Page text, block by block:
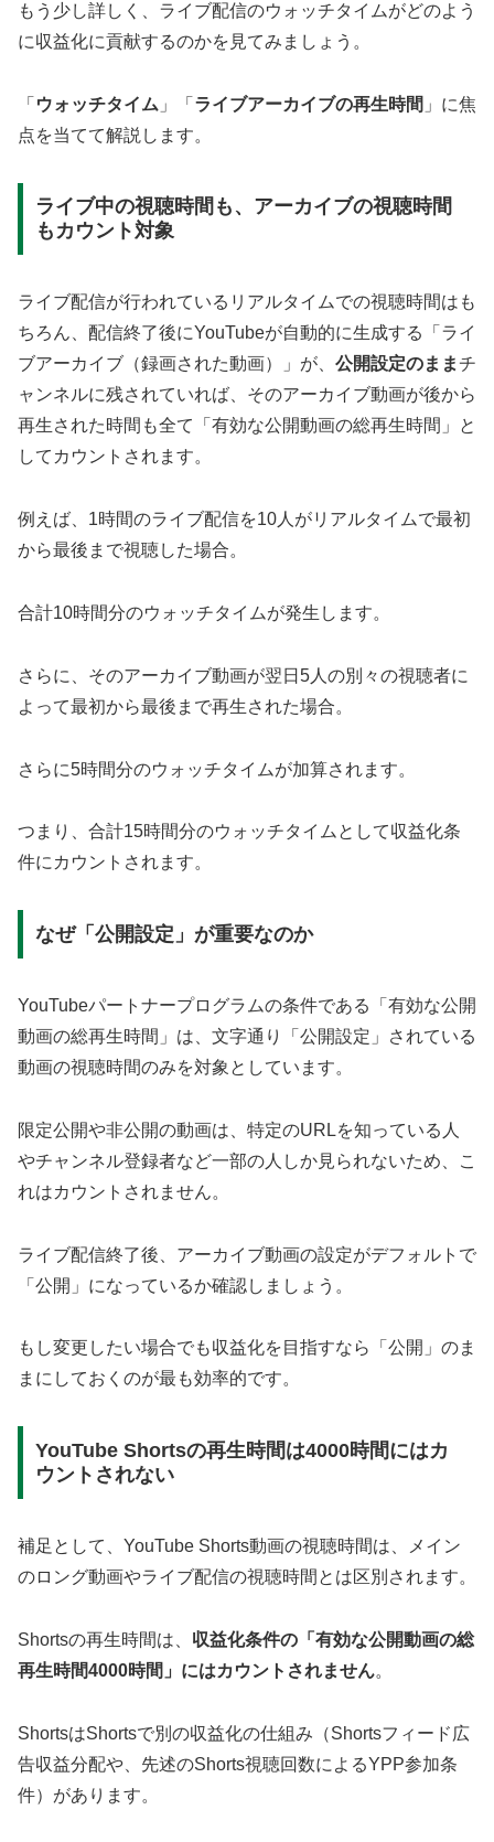
もう少し詳しく、ライブ配信のウォッチタイムがどのよう
に収益化に貢献するのかを見てみましょう。
「 ウォッチタイム 」「 ライブアーカイブの再生時間 」に焦
点を当てて解説します。
ライブ中の視聴時間も、アーカイブの視聴時間
もカウント対象
ライブ配信が行われているリアルタイムでの視聴時間はも
ちろん、配信終了後にYouTubeが自動的に生成する「ライ
ブアーカイブ（録画された動画）」が、 公開設定のままチ
ャンネルに残されていれば、そのアーカイブ動画が後から
再生された時間も全て「有効な公開動画の総再生時間」と
してカウントされます。
例えば、1時間のライブ配信を10人がリアルタイムで最初
から最後まで視聴した場合。
合計10時間分のウォッチタイムが発生します。
さらに、そのアーカイブ動画が翌日5人の別々の視聴者に
よって最初から最後まで再生された場合。
さらに5時間分のウォッチタイムが加算されます。
つまり、合計15時間分のウォッチタイムとして収益化条
件にカウントされます。
なぜ「公開設定」が重要なのか
YouTubeパートナープログラムの条件である「有効な公開
動画の総再生時間」は、文字通り「公開設定」されている
動画の視聴時間のみを対象としています。
限定公開や非公開の動画は、特定のURLを知っている人
やチャンネル登録者など一部の人しか見られないため、こ
れはカウントされません。
ライブ配信終了後、アーカイブ動画の設定がデフォルトで
「公開」になっているか確認しましょう。
もし変更したい場合でも収益化を目指すなら「公開」のま
まにしておくのが最も効率的です。
YouTube Shortsの再生時間は4000時間にはカ
ウントされない
補足として、YouTube Shorts動画の視聴時間は、メイン
のロング動画やライブ配信の視聴時間とは区別されます。
Shortsの再生時間は、 収益化条件の「有効な公開動画の総
再生時間4000時間」にはカウントされません。
ShortsはShortsで別の収益化の仕組み（Shortsフィード広
告収益分配や、先述のShorts視聴回数によるYPP参加条
件）があります。